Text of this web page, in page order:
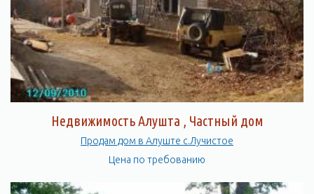
Здесь есть все необходимое для того, чтобы провести время
с удовольствием и насладиться красотами Крыма.
Недвижимость Алушта , Частный дом
Продам дом в Алуште с.Лучистое
Цена по требованию